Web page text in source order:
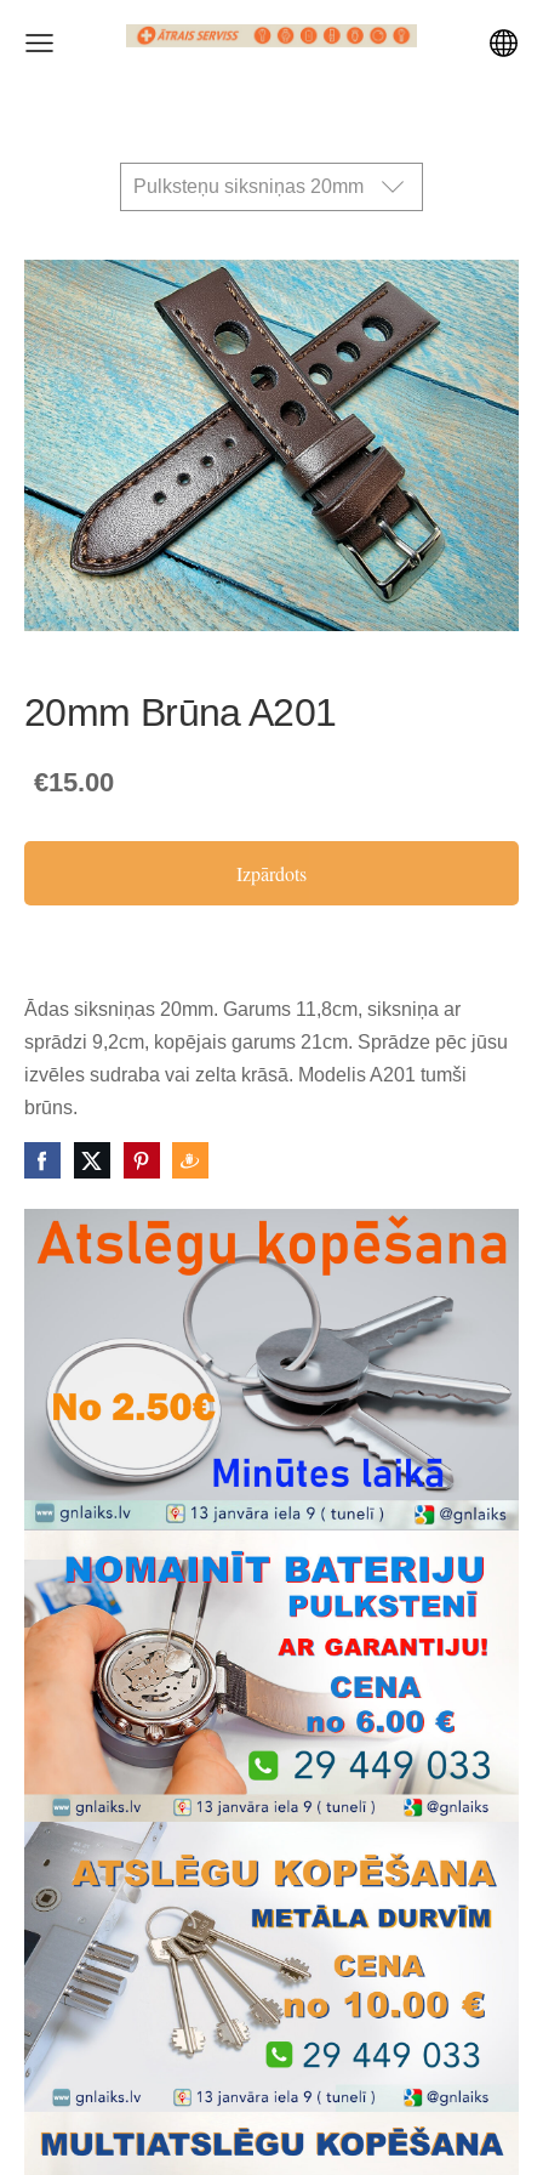
Pulksteņu siksniņas 20mm
20mm Brūna A201
€15.00
Izpārdots
Ādas siksniņas 20mm. Garums 11,8cm, siksniņa ar
sprādzi 9,2cm, kopējais garums 21cm. Sprādze pēc jūsu
izvēles sudraba vai zelta krāsā. Modelis A201 tumši
brūns.